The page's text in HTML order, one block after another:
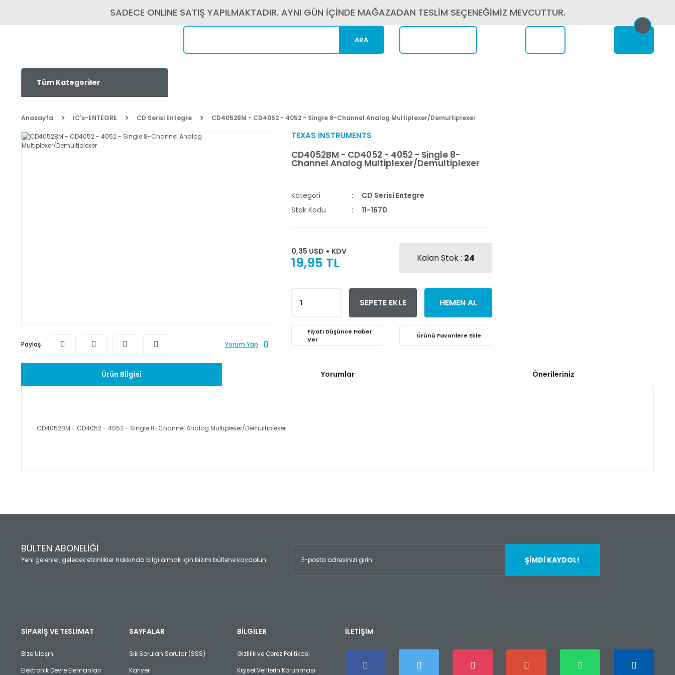
SADECE ONLINE SATIŞ YAPILMAKTADIR. AYNI GÜN İÇİNDE MAĞAZADAN TESLİM SEÇENEĞİMİZ MEVCUTTUR.
ARA
Tüm Kategoriler
Anasayfa IC's-ENTEGRE CD Serisi Entegre CD4052BM - CD4052 - 4052 - Single 8-Channel Analog Multiplexer/Demultiplexer
Paylaş Yorum Yap 0
TEXAS INSTRUMENTS
CD4052BM - CD4052 - 4052 - Single 8-
Channel Analog Multiplexer/Demultiplexer
Kategori
CD Serisi Entegre
Stok Kodu
11-1670
0,35 USD + KDV
19,95 TL Kalan Stok : 24
SEPETE EKLE HEMEN AL
Fiyatı Düşünce Haber
Ver
Ürün Bilgisi Yorumlar Önerileriniz
CD4052BM - CD4052 - 4052 - Single 8-Channel Analog Multiplexer/Demultiplexer
Yorum Yaz
Ürün açıklamasında eksik bilgiler bulunuyor.
Ürün fiyatı diğer sitelerden daha pahalı.
Bu ürüne benzer farklı alternatifler olmalı.
BÜLTEN ABONELİĞİ
Yeni gelenler, gelecek etkinlikler hakkında bilgi almak için bizim bültene kaydolun. ŞİMDİ KAYDOL!
SİPARİŞ VE TESLİMAT
Bize Ulaşın
Elektronik Devre Elemanları
SAYFALAR
Sık Sorulan Sorular (SSS)
Kariyer
BİLGİLER
Gizlilik ve Çerez Politikası
Kişisel Verilerin Korunması
İLETİŞİM